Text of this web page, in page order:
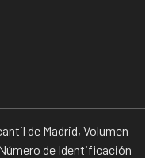
de Madrid, Volumen
de Identificación